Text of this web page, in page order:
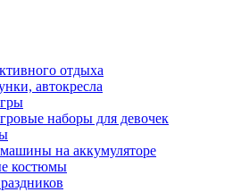
отдыха
автокресла
наборы для девочек
на аккумуляторе
костюмы